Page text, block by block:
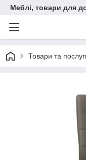
Меблі, товари для
Товари та